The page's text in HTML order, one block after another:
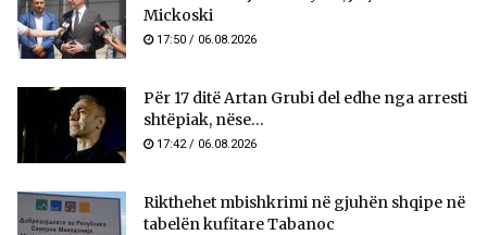
Mickoski
17:50 / 06.08.2026
Për 17 ditë Artan Grubi del edhe nga arresti
shtëpiak, nëse...
17:42 / 06.08.2026
Rikthehet mbishkrimi në gjuhën shqipe në
tabelën kufitare Tabanoc